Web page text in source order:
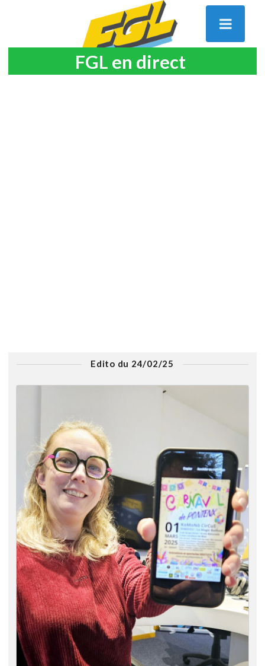
FGL en direct
Edito du 24/02/25